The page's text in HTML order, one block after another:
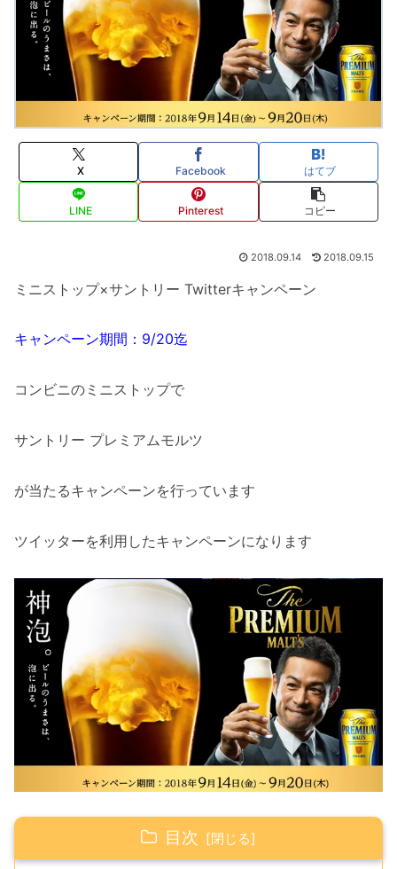
X Facebook はてブ
LINE Pinterest コピー
2018.09.14 2018.09.15
ミニストップ×サントリー Twitterキャンペーン
キャンペーン期間：9/20迄
コンビニのミニストップで
サントリー プレミアムモルツ
が当たるキャンペーンを行っています
ツイッターを利用したキャンペーンになります
目次